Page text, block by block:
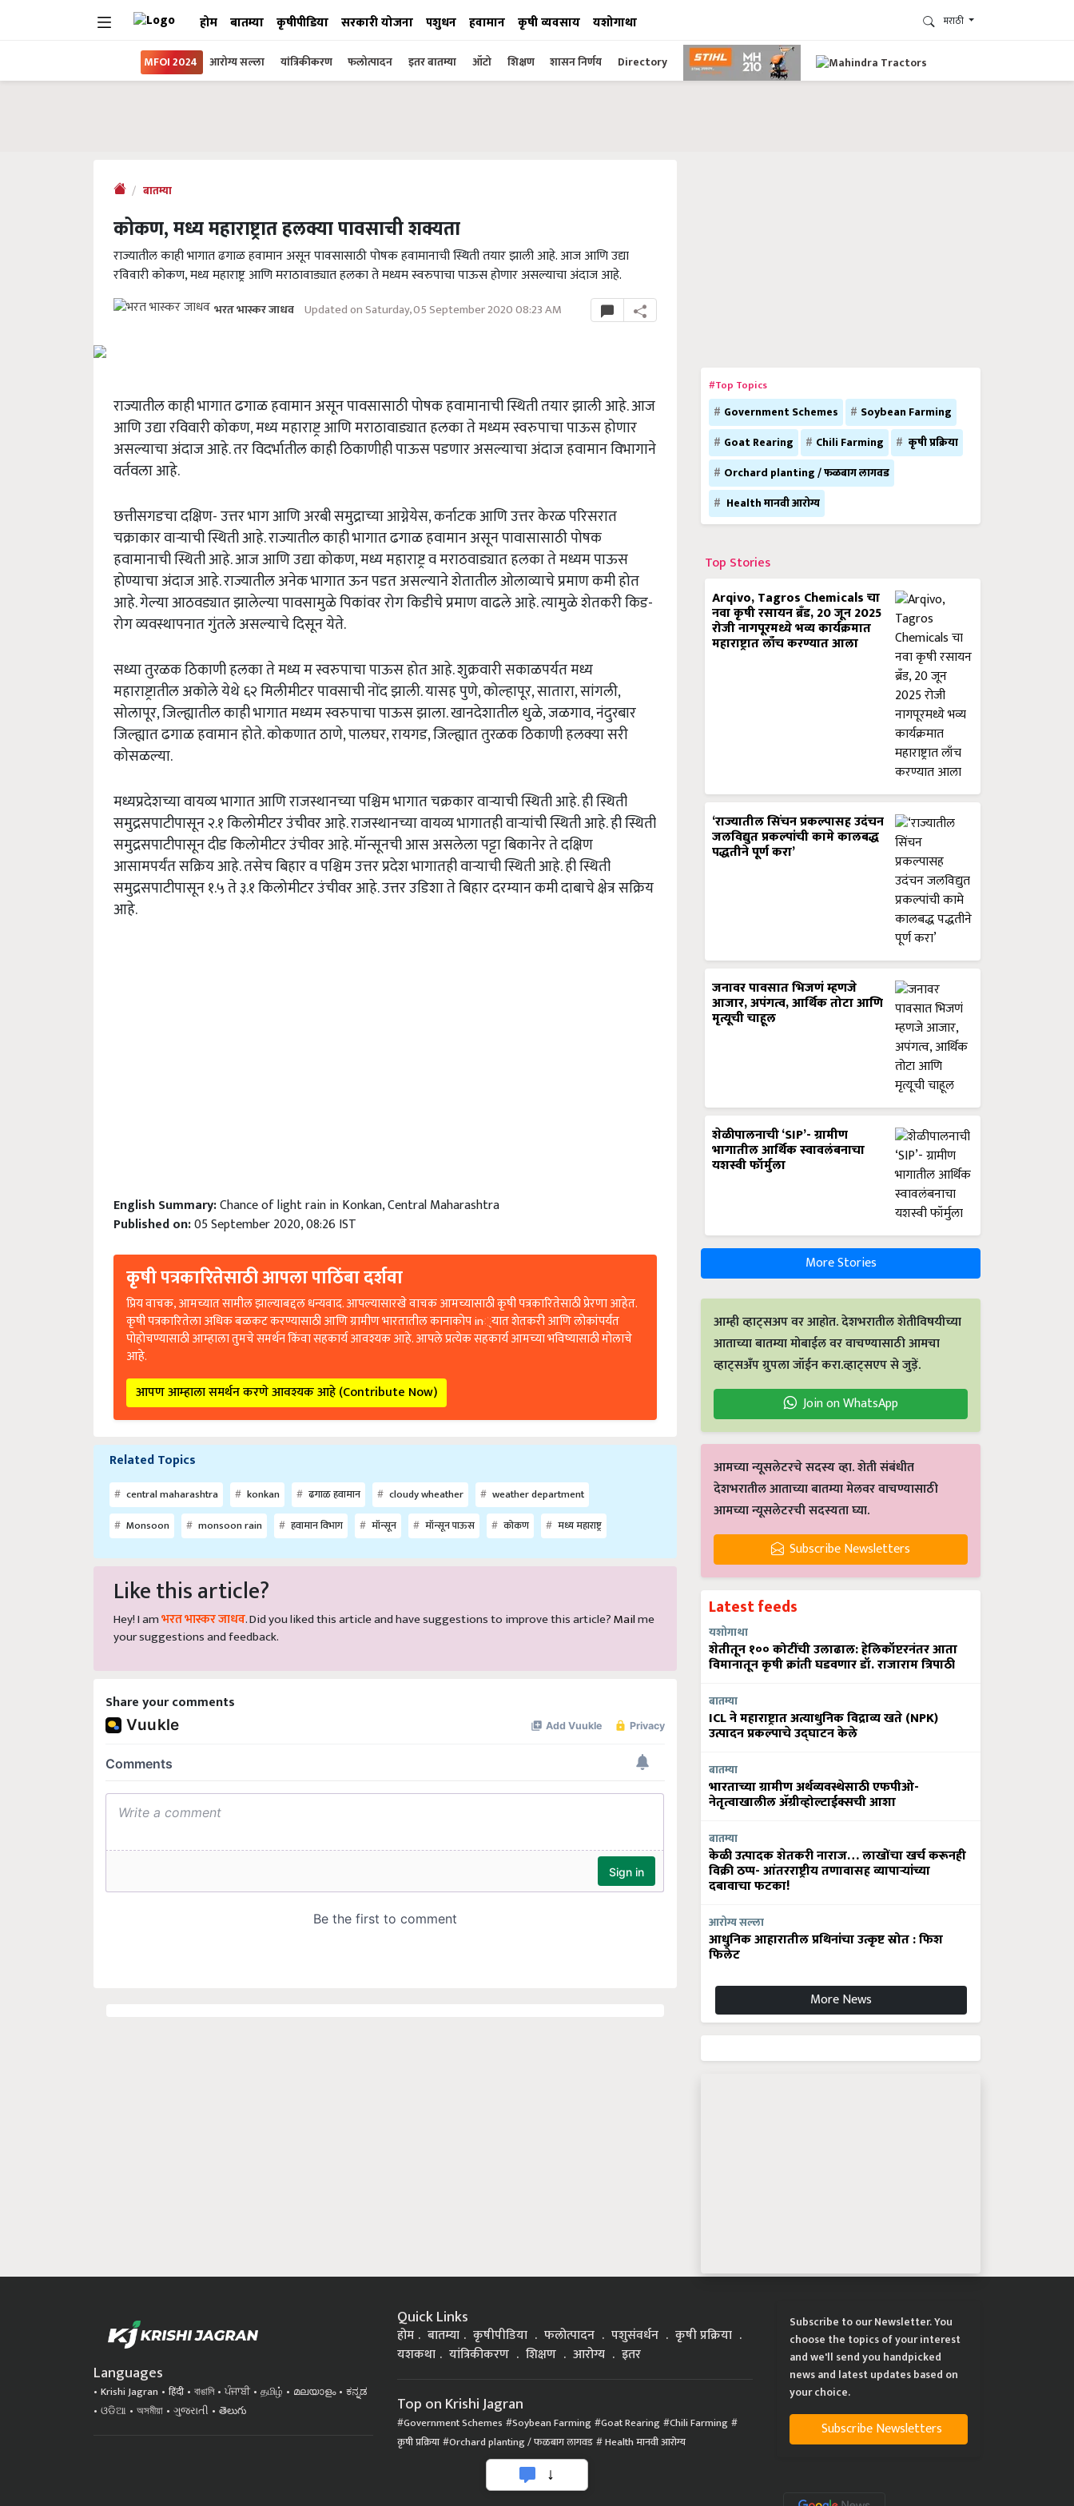
होम बातम्या कृषीपीडिया सरकारी योजना पशुधन हवामान कृषी व्यवसाय यशोगाथा मराठी
MFOI 2024 आरोग्य सल्ला यांत्रिकीकरण फलोत्पादन इतर बातम्या ऑटो शिक्षण शासन निर्णय Directory
बातम्या
कोकण, मध्य महाराष्ट्रात हलक्या पावसाची शक्यता
राज्यातील काही भागात ढगाळ हवामान असून पावसासाठी पोषक हवामानाची स्थिती तयार झाली आहे. आज आणि उद्या
रविवारी कोकण, मध्य महाराष्ट्र आणि मराठावाड्यात हलका ते मध्यम स्वरुपाचा पाऊस होणार असल्याचा अंदाज आहे.
भरत भास्कर जाधव Updated on Saturday, 05 September 2020 08:23 AM
राज्यातील काही भागात ढगाळ हवामान असून पावसासाठी पोषक हवामानाची स्थिती तयार झाली आहे. आज
आणि उद्या रविवारी कोकण, मध्य महाराष्ट्र आणि मराठावाड्यात हलका ते मध्यम स्वरुपाचा पाऊस होणार
असल्याचा अंदाज आहे. तर विदर्भातील काही ठिकाणीही पाऊस पडणार असल्याचा अंदाज हवामान विभागाने
वर्तवला आहे.
छत्तीसगडचा दक्षिण- उत्तर भाग आणि अरबी समुद्राच्या आग्नेयेस, कर्नाटक आणि उत्तर केरळ परिसरात
चक्राकार वाऱ्याची स्थिती आहे. राज्यातील काही भागात ढगाळ हवामान असून पावासासाठी पोषक
हवामानाची स्थिती आहे. आज आणि उद्या कोकण, मध्य महाराष्ट्र व मराठवाड्यात हलका ते मध्यम पाऊस
होण्याचा अंदाज आहे. राज्यातील अनेक भागात ऊन पडत असल्याने शेतातील ओलाव्याचे प्रमाण कमी होत
आहे. गेल्या आठवड्यात झालेल्या पावसामुळे पिकांवर रोग किडीचे प्रमाण वाढले आहे. त्यामुळे शेतकरी किड-
रोग व्यवस्थापनात गुंतले असल्याचे दिसून येते.
सध्या तुरळक ठिकाणी हलका ते मध्य म स्वरुपाचा पाऊस होत आहे. शुक्रवारी सकाळपर्यत मध्य
महाराष्ट्रातील अकोले येथे ६२ मिलीमीटर पावसाची नोंद झाली. यासह पुणे, कोल्हापूर, सातारा, सांगली,
सोलापूर, जिल्ह्यातील काही भागात मध्यम स्वरुपाचा पाऊस झाला. खानदेशातील धुळे, जळगाव, नंदुरबार
जिल्ह्यात ढगाळ हवामान होते. कोकणात ठाणे, पालघर, रायगड, जिल्ह्यात तुरळक ठिकाणी हलक्या सरी
कोसळल्या.
मध्यप्रदेशच्या वायव्य भागात आणि राजस्थानच्या पश्चिम भागात चक्रकार वाऱ्याची स्थिती आहे. ही स्थिती
समुद्रसपाटीपासून २.१ किलोमीटर उंचीवर आहे. राजस्थानच्या वायव्य भागातही वाऱ्यांची स्थिती आहे. ही स्थिती
समुद्रसपाटीपासून दीड किलोमीटर उंचीवर आहे. मॉन्सूनची आस असलेला पट्टा बिकानेर ते दक्षिण
आसामपर्यंत सक्रिय आहे. तसेच बिहार व पश्चिम उत्तर प्रदेश भागातही वाऱ्याची स्थिती आहे. ही स्थिती
समुद्रसपाटीपासून १.५ ते ३.१ किलोमीटर उंचीवर आहे. उत्तर उडिशा ते बिहार दरम्यान कमी दाबाचे क्षेत्र सक्रिय
आहे.
English Summary:Chance of light rain in Konkan, Central Maharashtra
Published on:05 September 2020, 08:26 IST
कृषी पत्रकारितेसाठी आपला पाठिंबा दर्शवा
प्रिय वाचक, आमच्यात सामील झाल्याबद्दल धन्यवाद. आपल्यासारखे वाचक आमच्यासाठी कृषी पत्रकारितेसाठी प्रेरणा आहेत.
कृषी पत्रकारितेला अधिक बळकट करण्यासाठी आणि ग्रामीण भारतातील कानाकोप in्यात शेतकरी आणि लोकांपर्यंत
पोहोचण्यासाठी आम्हाला तुमचे समर्थन किंवा सहकार्य आवश्यक आहे. आपले प्रत्येक सहकार्य आमच्या भविष्यासाठी मोलाचे
आहे.
आपण आम्हाला समर्थन करणे आवश्यक आहे (Contribute Now)
Related Topics
central maharashtra konkan ढगाळ हवामान cloudy wheather
weather department
Monsoon
monsoon rain हवामान विभाग मॉन्सून मॉन्सून पाऊस कोकण मध्य महाराष्ट्र
Like this article?
Hey! I amभरत भास्कर जाधव. Did you liked this article and have suggestions to improve this article?Mailme
your suggestions and feedback.
Share your comments
#Top Topics
Government Schemes
Soybean Farming
Goat Rearing
Chili Farming
कृषी प्रक्रिया
Orchard planting / फळबाग लागवड
Health मानवी आरोग्य
Top Stories
Arqivo, Tagros Chemicals चा
नवा कृषी रसायन ब्रँड, 20 जून 2025
रोजी नागपूरमध्ये भव्य कार्यक्रमात
महाराष्ट्रात लाँच करण्यात आला
‘राज्यातील सिंचन प्रकल्पासह उदंचन
जलविद्युत प्रकल्पांची कामे कालबद्ध
पद्धतीने पूर्ण करा’
जनावर पावसात भिजणं म्हणजे
आजार, अपंगत्व, आर्थिक तोटा आणि
मृत्यूची चाहूल
शेळीपालनाची ‘SIP’- ग्रामीण
भागातील आर्थिक स्वावलंबनाचा
यशस्वी फॉर्मुला
More Stories
आम्ही व्हाट्सअप वर आहोत. देशभरातील शेतीविषयीच्या
आताच्या बातम्या मोबाईल वर वाचण्यासाठी आमचा
व्हाट्सअँप ग्रुपला जॉईन करा.व्हाट्सएप से जुड़ें.
Join on WhatsApp
आमच्या न्यूसलेटरचे सदस्य व्हा. शेती संबंधीत
देशभरातील आताच्या बातम्या मेलवर वाचण्यासाठी
आमच्या न्यूसलेटरची सदस्यता घ्या.
Subscribe Newsletters
Latest feeds
यशोगाथा
शेतीतून १०० कोटींची उलाढाल: हेलिकॉप्टरनंतर आता
विमानातून कृषी क्रांती घडवणार डॉ. राजाराम त्रिपाठी
बातम्या
ICL ने महाराष्ट्रात अत्याधुनिक विद्राव्य खते (NPK)
उत्पादन प्रकल्पाचे उद्घाटन केले
बातम्या
भारताच्या ग्रामीण अर्थव्यवस्थेसाठी एफपीओ-
नेतृत्वाखालील अ‍ॅग्रीव्होल्टाईक्सची आशा
बातम्या
केळी उत्पादक शेतकरी नाराज… लाखोंचा खर्च करूनही
विक्री ठप्प- आंतरराष्ट्रीय तणावासह व्यापाऱ्यांच्या
दबावाचा फटका!
आरोग्य सल्ला
आधुनिक आहारातील प्रथिनांचा उत्कृष्ट स्रोत : फिश
फिलेट
More News
Languages
Krishi Jagran हिंदी বাঙালি ਪੰਜਾਬੀ தமிழ் മലയാളം
ಕನ್ನಡ
ଓଡିଆ
অসমীয়া ગુજરાતી తెలుగు
Quick Links
होम बातम्या कृषीपीडिया फलोत्पादन पशुसंवर्धन
कृषी प्रक्रिया
यशकथा
यांत्रिकीकरण शिक्षण आरोग्य इतर
Top on Krishi Jagran
Government Schemes Soybean Farming Goat Rearing Chili Farming
कृषी प्रक्रिया Orchard planting / फळबाग लागवड Health मानवी आरोग्य
Subscribe to our Newsletter. You
choose the topics of your interest
and we'll send you handpicked
news and latest updates based on
your choice.
Subscribe Newsletters